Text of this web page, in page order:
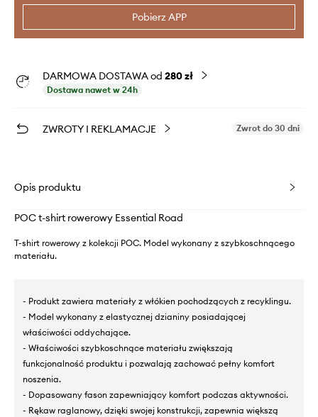
Pobierz APP
DARMOWA DOSTAWA od 280 zł
Dostawa nawet w 24h
ZWROTY I REKLAMACJE Zwrot do 30 dni
Opis produktu
POC t-shirt rowerowy Essential Road
T-shirt rowerowy z kolekcji POC. Model wykonany z szybkoschnącego
materiału.
- Produkt zawiera materiały z włókien pochodzących z recyklingu.
- Model wykonany z elastycznej dzianiny posiadającej
właściwości oddychające.
- Właściwości szybkoschnące materiału zwiększają
funkcjonalność produktu i pozwalają zachować pełny komfort
noszenia.
- Dopasowany fason zapewniający komfort podczas aktywności.
- Rękaw raglanowy, dzięki swojej konstrukcji, zapewnia większą